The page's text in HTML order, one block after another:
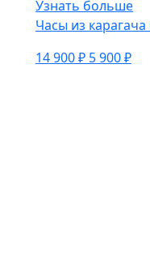
Узнать больше
Часы из
14 900 ₽ 5 900 ₽